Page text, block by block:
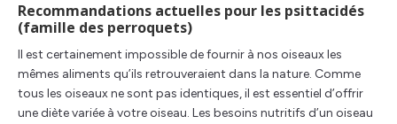
Recommandations actuelles pour les psittacidés
(famille des perroquets)
Il est certainement impossible de fournir à nos oiseaux les
mêmes aliments qu’ils retrouveraient dans la nature. Comme
tous les oiseaux ne sont pas identiques, il est essentiel d’offrir
une diète variée à votre oiseau. Les besoins nutritifs d’un oiseau